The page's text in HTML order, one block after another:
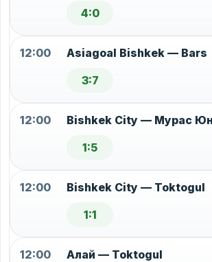
4:0
12:00
Asiagoal Bishkek — Bars
3:7
12:00
Bishkek City — Мурас
1:5
12:00
Bishkek City — Toktogul
1:1
12:00
Алай — Toktogul